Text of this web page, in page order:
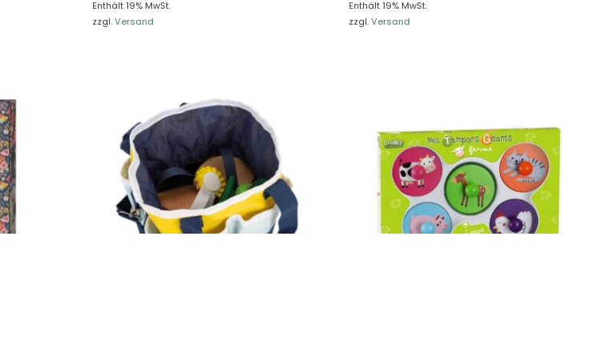
Enthält 19% MwSt.
zzgl.Versand
Enthält 19% MwSt.
zzgl.Versand
AGB
® Spielzeug in HaanDesign byZeitansicht®